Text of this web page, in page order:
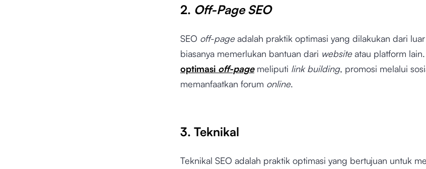
2. Off-Page SEO
SEO off-pageadalah praktik optimasi yang dilakukan dari
biasanya memerlukan bantuan dari websiteatau platform lain.
optimasi off-pagemeliputi link building, promosi melalui
memanfaatkan forum online.
3. Teknikal
Teknikal SEO adalah praktik optimasi yang bertujuan untuk